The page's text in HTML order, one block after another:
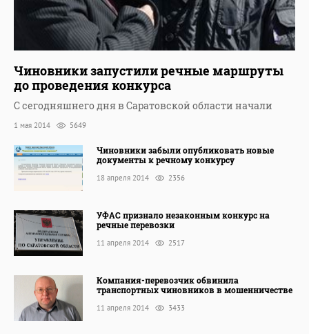
Чиновники запустили речные маршруты
до проведения конкурса
С сегодняшнего дня в Саратовской области начали
1 мая 2014 5649
Чиновники забыли опубликовать новые
документы к речному конкурсу
18 апреля 2014 2356
УФАС признало незаконным конкурс на
речные перевозки
11 апреля 2014 2517
Компания-перевозчик обвинила
транспортных чиновников в мошенничестве
11 апреля 2014 3433